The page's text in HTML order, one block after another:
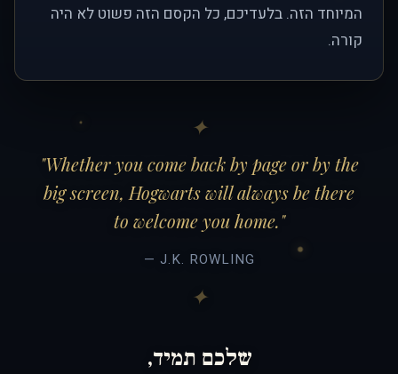
המיוחד הזה. בלעדיכם, כל הקסם הזה פשוט לא היה
קורה.
"Whether you come back by page or by the
big screen, Hogwarts will always be there
to welcome you home."
— J.K. ROWLING
שלכם תמיד,